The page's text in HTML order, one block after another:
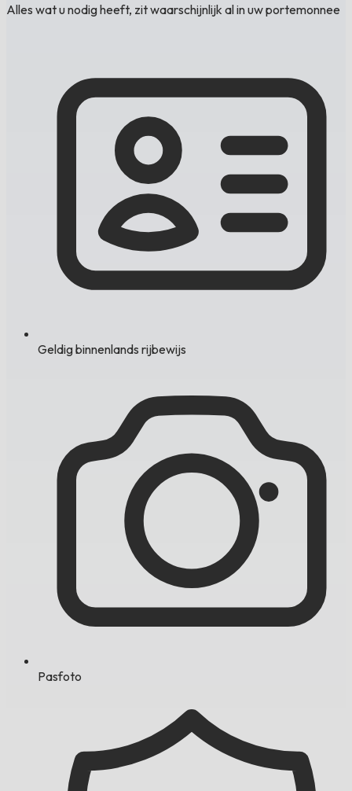
Alles wat u nodig heeft, zit waarschijnlijk al in uw portemonnee
Geldig binnenlands rijbewijs
Pasfoto